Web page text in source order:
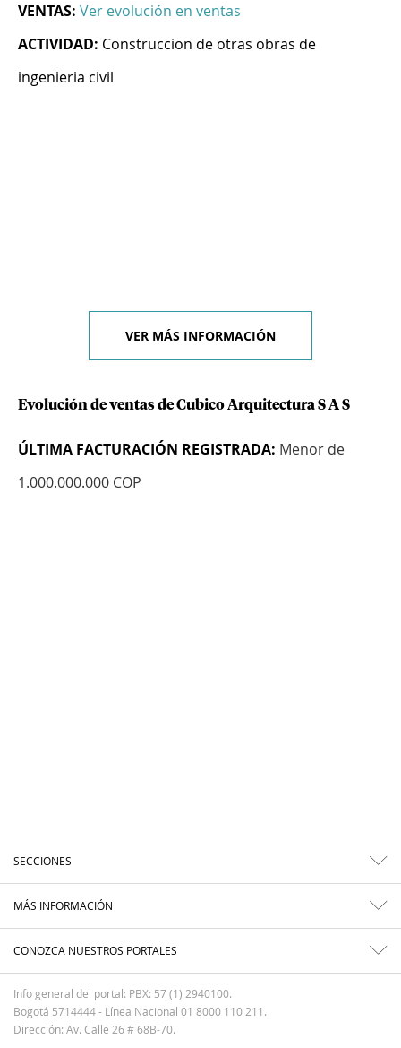
VENTAS: Ver evolución en ventas
ACTIVIDAD: Construccion de otras obras de
ingenieria civil
VER MÁS INFORMACIÓN
Evolución de ventas de Cubico Arquitectura S A S
ÚLTIMA FACTURACIÓN REGISTRADA: Menor de
1.000.000.000 COP
SECCIONES
MÁS INFORMACIÓN
CONOZCA NUESTROS PORTALES
Info general del portal: PBX: 57 (1) 2940100.
Bogotá 5714444 - Línea Nacional 01 8000 110 211.
Dirección: Av. Calle 26 # 68B-70.